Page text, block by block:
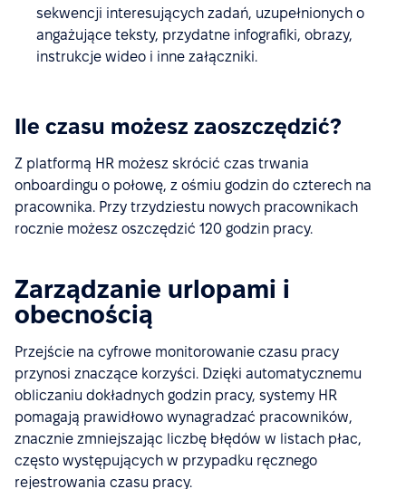
sekwencji interesujących zadań, uzupełnionych o
angażujące teksty, przydatne infografiki, obrazy,
instrukcje wideo i inne załączniki.
Ile czasu możesz zaoszczędzić?
Z platformą HR możesz skrócić czas trwania
onboardingu o połowę, z ośmiu godzin do czterech na
pracownika. Przy trzydziestu nowych pracownikach
rocznie możesz oszczędzić 120 godzin pracy.
Zarządzanie urlopami i
obecnością
Przejście na cyfrowe monitorowanie czasu pracy
przynosi znaczące korzyści. Dzięki automatycznemu
obliczaniu dokładnych godzin pracy, systemy HR
pomagają prawidłowo wynagradzać pracowników,
znacznie zmniejszając liczbę błędów w listach płac,
często występujących w przypadku ręcznego
rejestrowania czasu pracy.